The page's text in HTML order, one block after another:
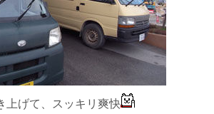
上げて、スッキリ爽快